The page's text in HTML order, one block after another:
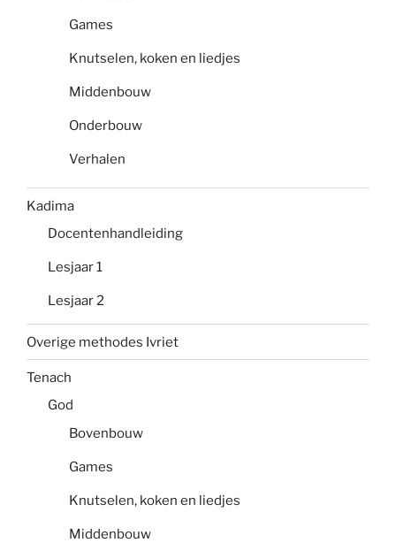
Games
Knutselen, koken en liedjes
Middenbouw
Onderbouw
Verhalen
Kadima
Docentenhandleiding
Lesjaar 1
Lesjaar 2
Overige methodes Ivriet
Tenach
God
Bovenbouw
Games
Knutselen, koken en liedjes
Middenbouw